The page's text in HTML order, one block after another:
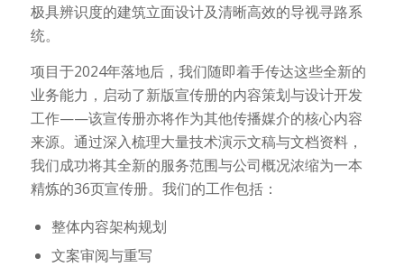
极具辨识度的建筑立面设计及清晰高效的导视寻路系
统。
项目于2024年落地后，我们随即着手传达这些全新的
业务能力，启动了新版宣传册的内容策划与设计开发
工作——该宣传册亦将作为其他传播媒介的核心内容
来源。通过深入梳理大量技术演示文稿与文档资料，
我们成功将其全新的服务范围与公司概况浓缩为一本
精炼的36页宣传册。我们的工作包括：
整体内容架构规划
文案审阅与重写